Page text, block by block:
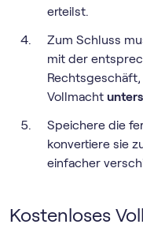
erteilst.
Zum Schluss
mit der
Rechtsgeschäft,
Vollmacht
Speichere die
konvertiere sie
einfacher
Kostenloses